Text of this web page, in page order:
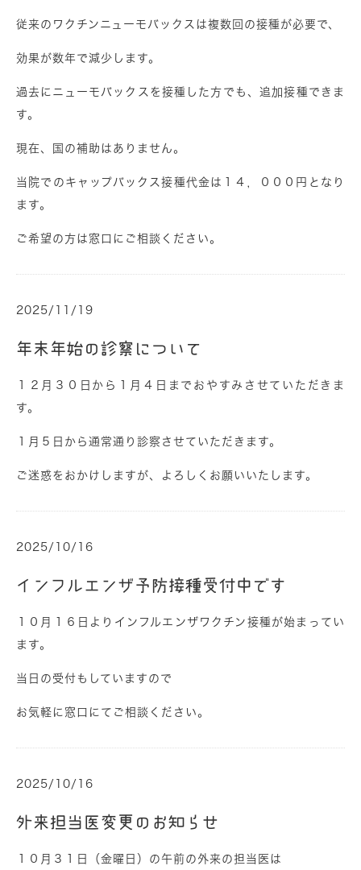
従来のワクチンニューモバックスは複数回の接種が必要で、
効果が数年で減少します。
過去にニューモバックスを接種した方でも、追加接種できま
す。
現在、国の補助はありません。
当院でのキャップバックス接種代金は１４，０００ 円 となり
ます。
ご希望の方は窓口にご相談ください。
2025/11/19
年末年始の診察について
１２月３０日から１月４日までおやすみさせていただきま
す。
１月５日から通常通り診察させていただきます。
ご迷惑をおかけしますが、よろしくお願いいたします。
2025/10/16
インフルエンザ予防接種受付中です
１０月１６日よりインフルエンザワクチン接種が始まってい
ます。
当日の受付もしていますので
お気軽に窓口にてご相談ください。
2025/10/16
外来担当医変更のお知らせ
１０月３１日（金曜日）の午前の外来の担当医は